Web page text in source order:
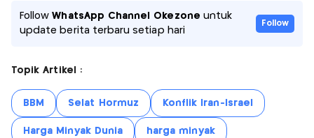
FollowWhatsApp Channel Okezone untuk
update berita terbaru setiap hari
Follow
Topik Artikel :
BBM Selat Hormuz Konflik Iran-Israel
Harga Minyak Dunia harga minyak